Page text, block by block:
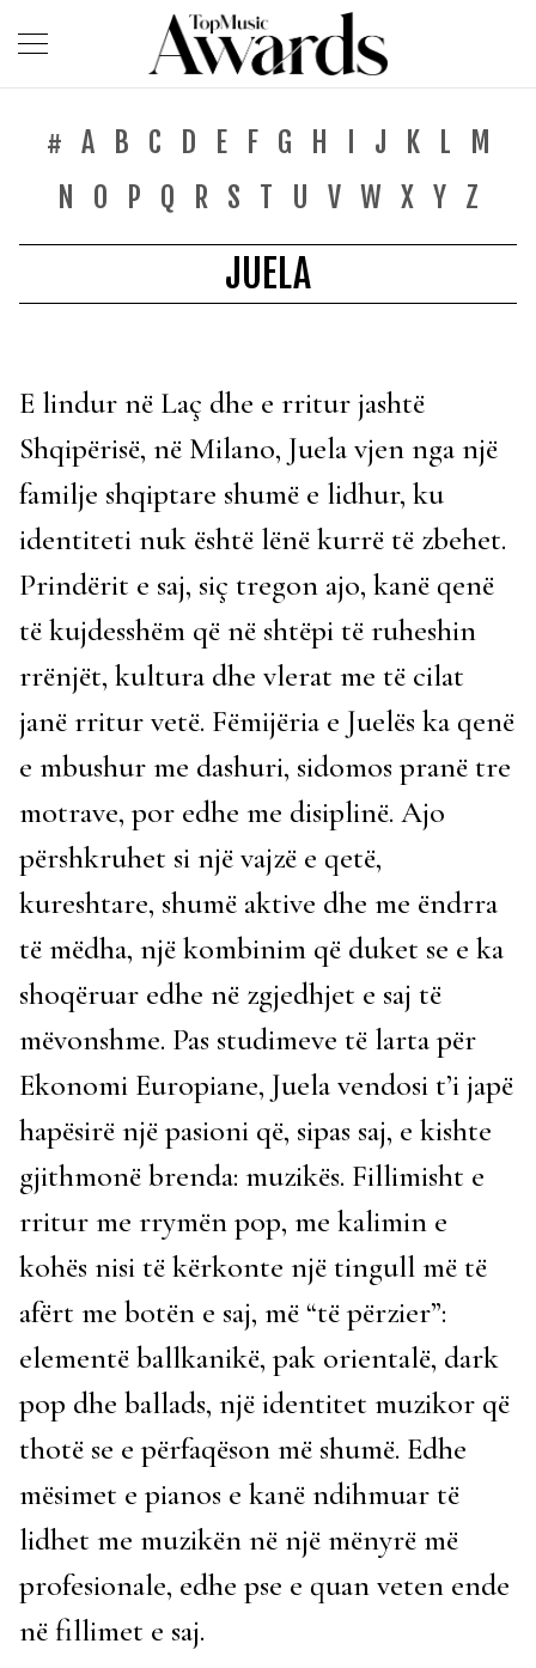
# A B C D E F G H J K L
M
N
O P Q R S T U V W X Y Z
JUELA
E lindur në Laç dhe e rritur jashtë
Shqipërisë, në Milano, Juela vjen nga një
familje shqiptare shumë e lidhur, ku
identiteti nuk është lënë kurrë të zbehet.
Prindërit e saj, siç tregon ajo, kanë qenë
të kujdesshëm që në shtëpi të ruheshin
rrënjët, kultura dhe vlerat me të cilat
janë rritur vetë. Fëmijëria e Juelës ka qenë
e mbushur me dashuri, sidomos pranë tre
motrave, por edhe me disiplinë. Ajo
përshkruhet si një vajzë e qetë,
kureshtare, shumë aktive dhe me ëndrra
të mëdha, një kombinim që duket se e ka
shoqëruar edhe në zgjedhjet e saj të
mëvonshme. Pas studimeve të larta për
Ekonomi Europiane, Juela vendosi t’i japë
hapësirë një pasioni që, sipas saj, e kishte
gjithmonë brenda: muzikës. Fillimisht e
rritur me rrymën pop, me kalimin e
kohës nisi të kërkonte një tingull më të
afërt me botën e saj, më “të përzier”:
elementë ballkanikë, pak orientalë, dark
pop dhe ballads, një identitet muzikor që
thotë se e përfaqëson më shumë. Edhe
mësimet e pianos e kanë ndihmuar të
lidhet me muzikën në një mënyrë më
profesionale, edhe pse e quan veten ende
në fillimet e saj.